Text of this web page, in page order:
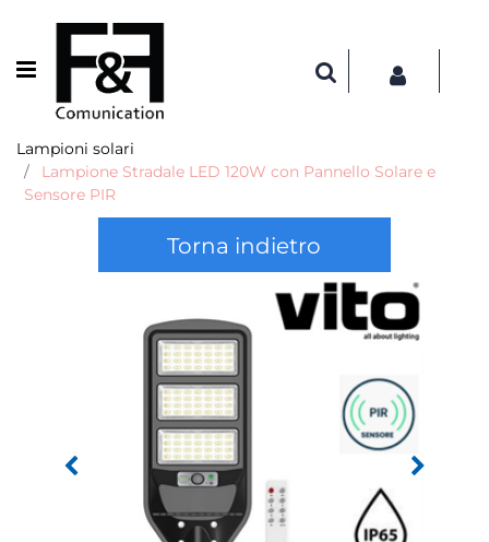
Open menu
Lampioni solari
Lampione Stradale LED 120W con Pannello Solare e
Sensore PIR
Torna indietro